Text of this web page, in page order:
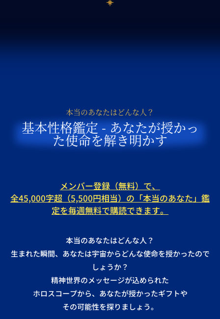
本当のあなたはどんな人？
基本性格鑑定 - あなたが授かっ
た使命を解き明かす
メンバー登録（無料）で、
全45,000字超（5,500円相当）の「本当のあなた」鑑
定を毎週無料で購読できます。
本当のあなたはどんな人？
生まれた瞬間、あなたは宇宙からどんな使命を授かったので
しょうか？
精神世界のメッセージが込められた
ホロスコープから、あなたが授かったギフトや
その可能性を探りましょう。